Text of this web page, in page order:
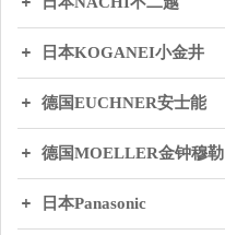
日本KOGANEI小金井
德国EUCHNER安士能
德国MOELLER金钟穆勒
日本Panasonic